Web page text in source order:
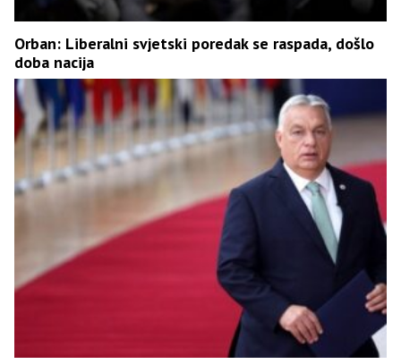
Orban: Liberalni svjetski poredak se raspada, došlo
doba nacija